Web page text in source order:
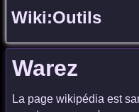
Wiki:Outils
Warez
La page wikipédia est